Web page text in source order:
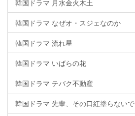
韓国ドラマ 月水金火木土
韓国ドラマ なぜオ・スジェなのか
韓国ドラマ 流れ星
韓国ドラマ いばらの花
韓国ドラマ テバク不動産
韓国ドラマ 先輩、その口紅塗らないで